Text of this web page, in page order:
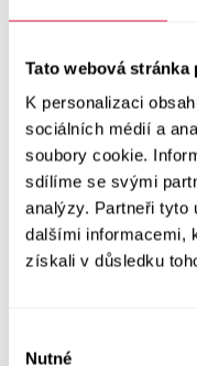
Tato webová stránka
K personalizaci
sociálních médií a
soubory cookie.
sdílíme se svými
analýzy. Partneři tyto
dalšími informacemi,
získali v důsledku
Nutné
Šaty
Vše v